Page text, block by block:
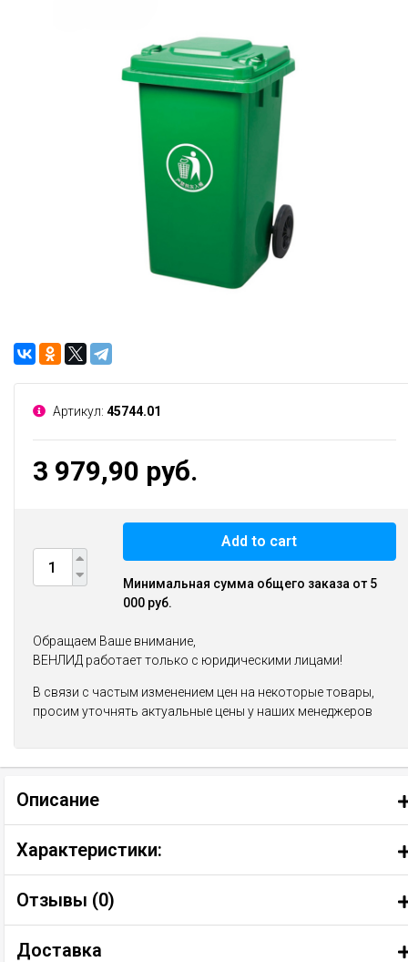
Артикул: 45744.01
3 979,90 руб.
Add to cart
Минимальная сумма общего заказа от 5
000 руб.
Обращаем Ваше внимание,
ВЕНЛИД работает только с юридическими лицами!
В связи с частым изменением цен на некоторые товары,
просим уточнять актуальные цены у наших менеджеров
Описание
Характеристики:
Отзывы (0)
Доставка